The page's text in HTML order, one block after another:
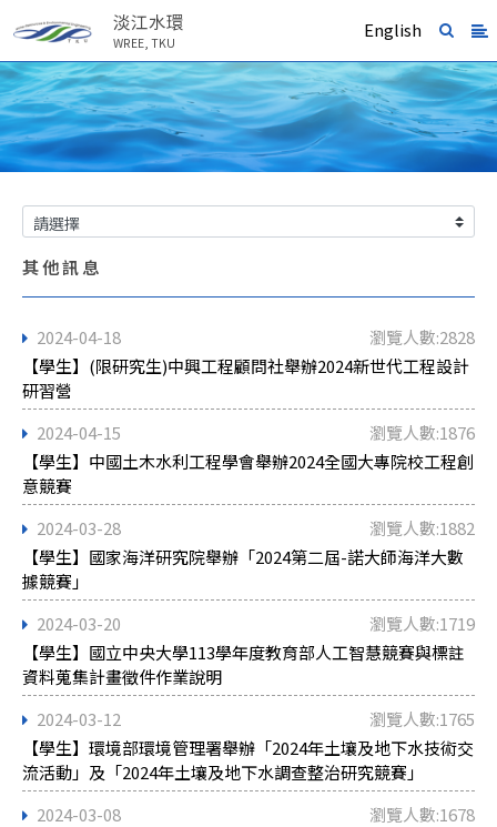
淡江水環
WREE, TKU
English
其他訊息
2024-04-18
瀏覽人數:2828
【學生】(限研究生)中興工程顧問社舉辦2024新世代工程設計
研習營
2024-04-15
瀏覽人數:1876
【學生】中國土木水利工程學會舉辦2024全國大專院校工程創
意競賽
2024-03-28
瀏覽人數:1882
【學生】國家海洋研究院舉辦「2024第二屆-諾大師海洋大數
據競賽」
2024-03-20
瀏覽人數:1719
【學生】國立中央大學113學年度教育部人工智慧競賽與標註
資料蒐集計畫徵件作業說明
2024-03-12
瀏覽人數:1765
【學生】環境部環境管理署舉辦「2024年土壤及地下水技術交
流活動」及「2024年土壤及地下水調查整治研究競賽」
2024-03-08
瀏覽人數:1678